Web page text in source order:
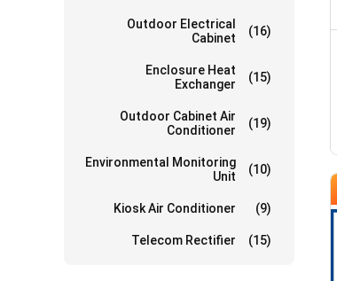
Outdoor Electrical
Cabinet
(16)
Enclosure Heat
Exchanger
(15)
Outdoor Cabinet Air
Conditioner
(19)
Environmental Monitoring
Unit
(10)
Kiosk Air Conditioner (9)
Telecom Rectifier (15)